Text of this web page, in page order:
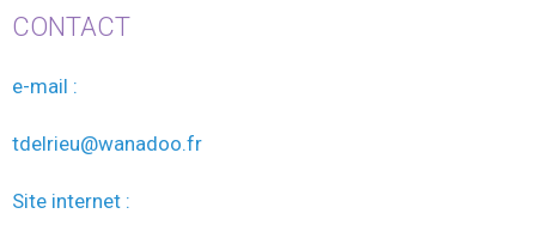
CONTACT
e-mail :
tdelrieu@wanadoo.fr
Site internet :